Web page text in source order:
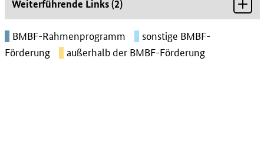
Weiterführende Links(2)
BMBF-Rahmenprogramm
sonstige BMBF-
Förderung
außerhalb der BMBF-Förderung